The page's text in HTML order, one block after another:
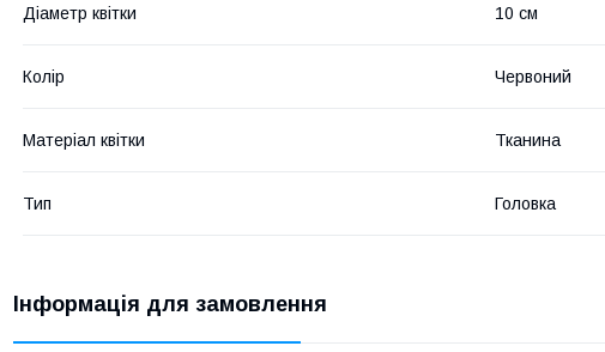
Діаметр квітки 10 см
Колір Червоний
Матеріал квітки Тканина
Тип Головка
Інформація для замовлення